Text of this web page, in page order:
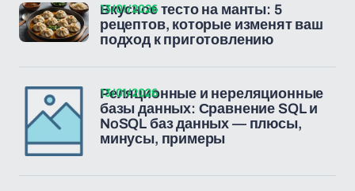
Вкусное тесто на манты: 5
рецептов, которые изменят ваш
подход к приготовлению
13/01/2026
Реляционные и нереляционные
базы данных: Сравнение SQL и
NoSQL баз данных — плюсы,
минусы, примеры
13/01/2026